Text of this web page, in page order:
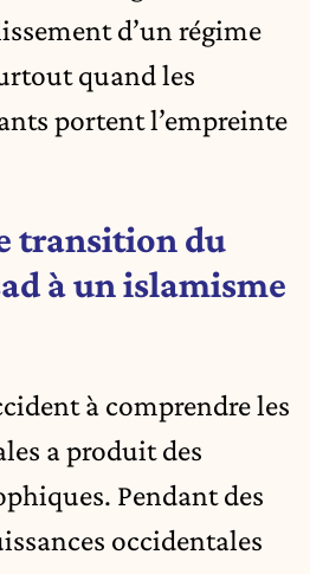
d’un régime
quand les
portent l’empreinte
transition du
à un islamisme
à comprendre les
a produit des
Pendant des
occidentales